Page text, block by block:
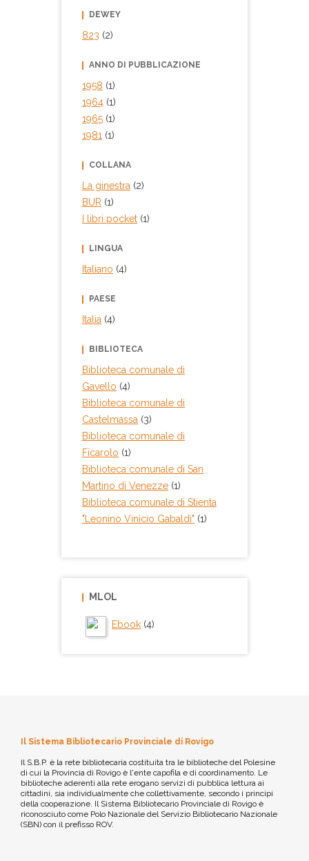
DEWEY
823 (2)
ANNO DI PUBBLICAZIONE
1958 (1)
1964 (1)
1965 (1)
1981 (1)
COLLANA
La ginestra (2)
BUR (1)
I libri pocket (1)
LINGUA
Italiano (4)
PAESE
Italia (4)
BIBLIOTECA
Biblioteca comunale di
Gavello (4)
Biblioteca comunale di
Castelmassa (3)
Biblioteca comunale di
Ficarolo (1)
Biblioteca comunale di San
Martino di Venezze (1)
Biblioteca comunale di Stienta
"Leonino Vinicio Gabaldi" (1)
MLOL
Ebook (4)
Il Sistema Bibliotecario Provinciale di Rovigo
Il S.B.P. è la rete bibliotecaria costituita tra le biblioteche del Polesine
di cui la Provincia di Rovigo è l'ente capofila e di coordinamento. Le
biblioteche aderenti alla rete erogano servizi di pubblica lettura ai
cittadini, sia individualmente che collettivamente, secondo i principi
della cooperazione. Il Sistema Bibliotecario Provinciale di Rovigo è
riconosciuto come Polo Nazionale del Servizio Bibliotecario Nazionale
(SBN) con il prefisso ROV.